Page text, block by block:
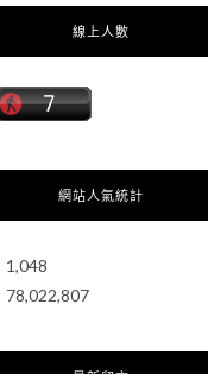
線上人數
網站人氣統計
1,048
78,022,807